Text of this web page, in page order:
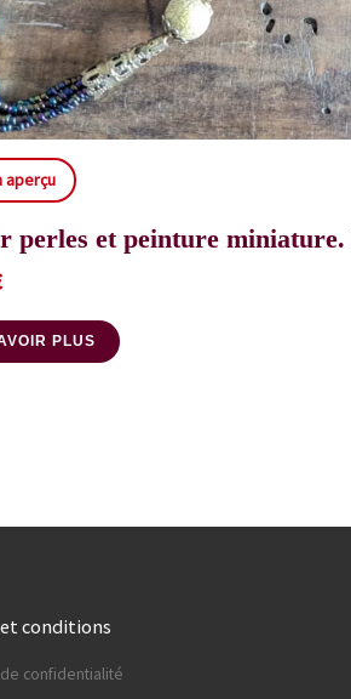
aperçu
perles et peinture miniature.
PLUS
conditions
confidentialité